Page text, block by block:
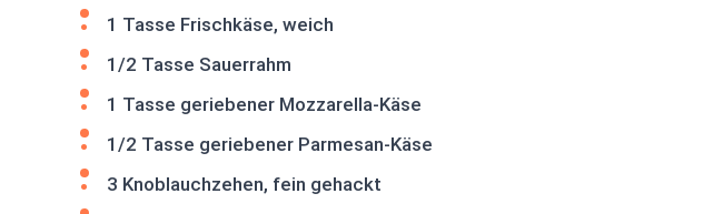
1 Tasse Frischkäse, weich
1/2 Tasse Sauerrahm
1 Tasse geriebener Mozzarella-Käse
1/2 Tasse geriebener Parmesan-Käse
3 Knoblauchzehen, fein gehackt